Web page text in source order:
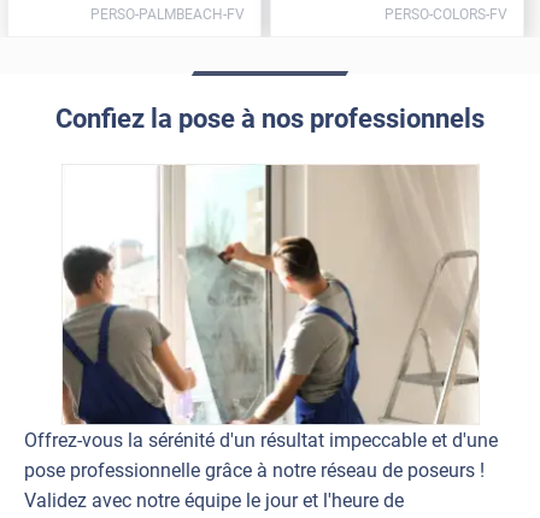
PERSO-PALMBEACH-FV PERSO-COLORS-FV
Confiez la pose à nos professionnels
Offrez-vous la sérénité d'un résultat impeccable et d'une
pose professionnelle grâce à notre réseau de poseurs !
Validez avec notre équipe le jour et l'heure de